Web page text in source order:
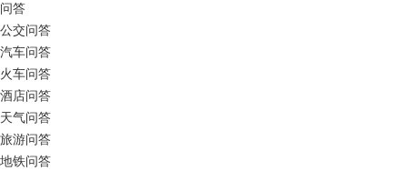
问答
公交问答
汽车问答
火车问答
酒店问答
天气问答
旅游问答
地铁问答